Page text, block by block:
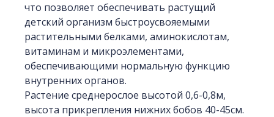
что позволяет обеспечивать растущий
детский организм быстроусвояемыми
растительными белками, аминокислотам,
витаминам и микроэлементами,
обеспечивающими нормальную функцию
внутренних органов.
Растение среднерослое высотой 0,6-0,8м,
высота прикрепления нижних бобов 40-45см.